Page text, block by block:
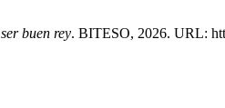
buen rey. BITESO, 2026. URL: